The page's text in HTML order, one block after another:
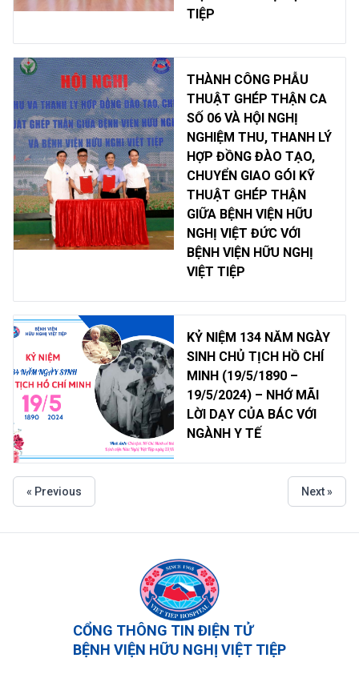
TIỆP
THÀNH CÔNG PHẪU
THUẬT GHÉP THẬN CA
SỐ 06 VÀ HỘI NGHỊ
NGHIỆM THU, THANH LÝ
HỢP ĐỒNG ĐÀO TẠO,
CHUYỂN GIAO GÓI KỸ
THUẬT GHÉP THẬN
GIỮA BỆNH VIỆN HỮU
NGHỊ VIỆT ĐỨC VỚI
BỆNH VIỆN HỮU NGHỊ
VIỆT TIỆP
KỶ NIỆM 134 NĂM NGÀY
SINH CHỦ TỊCH HỒ CHÍ
MINH (19/5/1890 –
19/5/2024) – NHỚ MÃI
LỜI DẠY CỦA BÁC VỚI
NGÀNH Y TẾ
« Previous Next »
CỔNG THÔNG TIN ĐIỆN TỬ
BỆNH VIỆN HỮU NGHỊ VIỆT TIỆP